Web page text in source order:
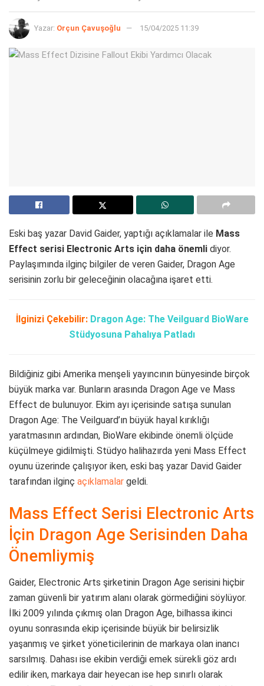
Yazar: Orçun Çavuşoğlu 15/04/2025 11:39
Eski baş yazar David Gaider, yaptığı açıklamalar ile Mass
Effect serisi Electronic Arts için daha önemli diyor.
Paylaşımında ilginç bilgiler de veren Gaider, Dragon Age
serisinin zorlu bir geleceğinin olacağına işaret etti.
İlginizi Çekebilir: Dragon Age: The Veilguard BioWare
Stüdyosuna Pahalıya Patladı
Bildiğiniz gibi Amerika menşeli yayıncının bünyesinde birçok
büyük marka var. Bunların arasında Dragon Age ve Mass
Effect de bulunuyor. Ekim ayı içerisinde satışa sunulan
Dragon Age: The Veilguard’ın büyük hayal kırıklığı
yaratmasının ardından, BioWare ekibinde önemli ölçüde
küçülmeye gidilmişti. Stüdyo halihazırda yeni Mass Effect
oyunu üzerinde çalışıyor iken, eski baş yazar David Gaider
tarafından ilginç açıklamalar geldi.
Mass Effect Serisi Electronic Arts
İçin Dragon Age Serisinden Daha
Önemliymiş
Gaider, Electronic Arts şirketinin Dragon Age serisini hiçbir
zaman güvenli bir yatırım alanı olarak görmediğini söylüyor.
İlki 2009 yılında çıkmış olan Dragon Age, bilhassa ikinci
oyunu sonrasında ekip içerisinde büyük bir belirsizlik
yaşanmış ve şirket yöneticilerinin de markaya olan inancı
sarsılmış. Dahası ise ekibin verdiği emek sürekli göz ardı
edilir iken, markaya dair heyecan ise hep sınırlı olarak